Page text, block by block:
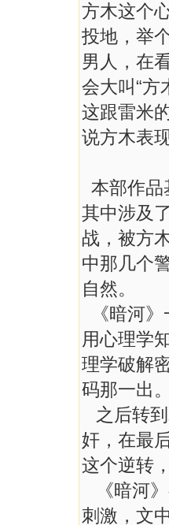
方木这个
投地，举
男人，在
会大叫“方
这跟雷米
说方木表
本部作品
其中涉及
战，被方
中那几个
自然。
《暗河
用心理学
理学破解
码那一出。
之后转
奸，在最
这个逆转
《暗河
刺激，文